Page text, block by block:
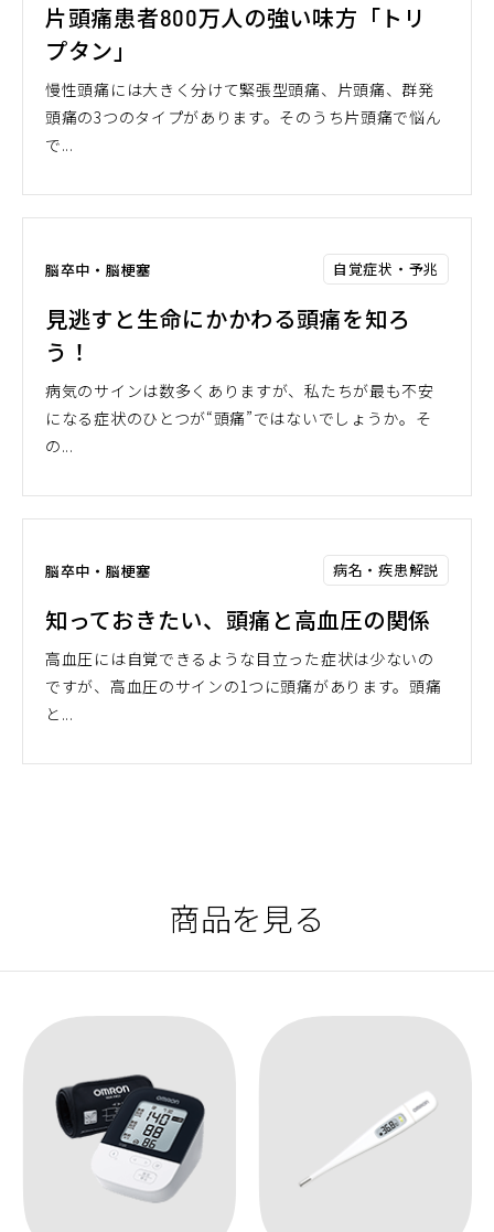
片頭痛患者800万人の強い味方「トリ
プタン」
慢性頭痛には大きく分けて緊張型頭痛、片頭痛、群発
頭痛の3つのタイプがあります。そのうち片頭痛で悩ん
で...
脳卒中・脳梗塞 自覚症状・予兆
見逃すと生命にかかわる頭痛を知ろ
う！
病気のサインは数多くありますが、私たちが最も不安
になる症状のひとつが“頭痛”ではないでしょうか。そ
の...
脳卒中・脳梗塞 病名・疾患解説
知っておきたい、頭痛と高血圧の関係
高血圧には自覚できるような目立った症状は少ないの
ですが、高血圧のサインの1つに頭痛があります。頭痛
と...
商品を見る